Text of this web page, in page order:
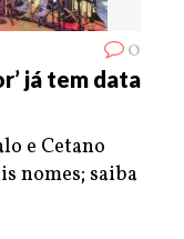
0
já tem data
e Cetano
nomes; saiba